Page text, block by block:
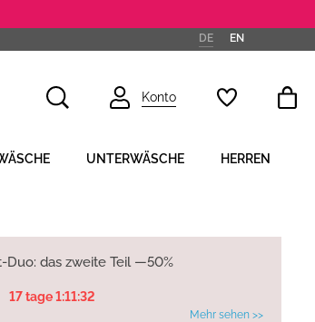
DE EN
Konto
UNTERWÄSCHE HERREN
das zweite Teil —50%
17 tage 1:11:31
Mehr sehen >>